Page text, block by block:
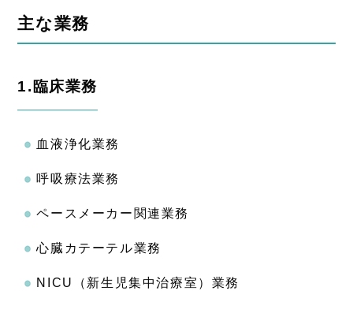
主な業務
1.臨床業務
血液浄化業務
呼吸療法業務
ペースメーカー関連業務
心臓カテーテル業務
NICU（新生児集中治療室）業務